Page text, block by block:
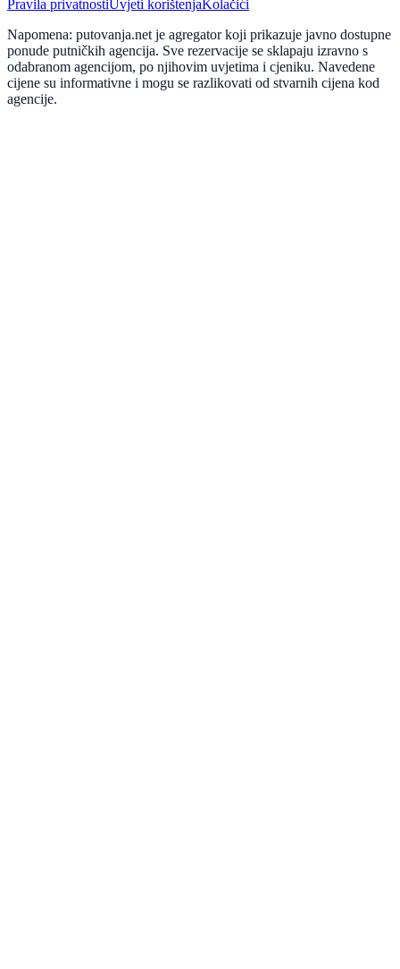
Pravila privatnostiUvjeti korištenjaKolačići
Napomena: putovanja.net je agregator koji prikazuje javno dostupne
ponude putničkih agencija. Sve rezervacije se sklapaju izravno s
odabranom agencijom, po njihovim uvjetima i cjeniku. Navedene
cijene su informativne i mogu se razlikovati od stvarnih cijena kod
agencije.